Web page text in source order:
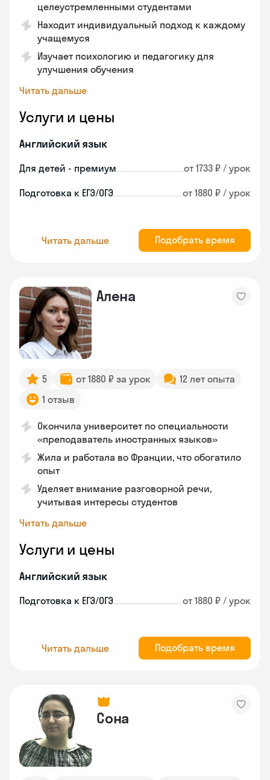
целеустремленными студентами
Находит индивидуальный подход к каждому
учащемуся
Изучает психологию и педагогику для
улучшения обучения
Читать дальше
Услуги и цены
Английский язык
Для детей - премиум от 1733 ₽ / урок
Подготовка к ЕГЭ/ОГЭ от 1880 ₽ / урок
Читать дальше Подобрать время
Алена
5 от 1880 ₽ за урок
12 лет опыта
1 отзыв
Окончила университет по специальности
«преподаватель иностранных языков»
Жила и работала во Франции, что обогатило
опыт
Уделяет внимание разговорной речи,
учитывая интересы студентов
Читать дальше
Услуги и цены
Английский язык
Подготовка к ЕГЭ/ОГЭ от 1880 ₽ / урок
Читать дальше Подобрать время
Сона